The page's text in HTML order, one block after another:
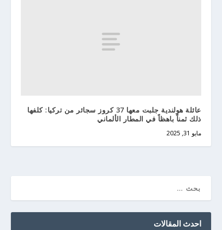
عائلة هولندية جلبت معها 37 كروز سجائر من تركيا: كلفها
ذلك ثمناً باهظاً في المطار الألماني
مايو 31, 2025
احدث المقالات